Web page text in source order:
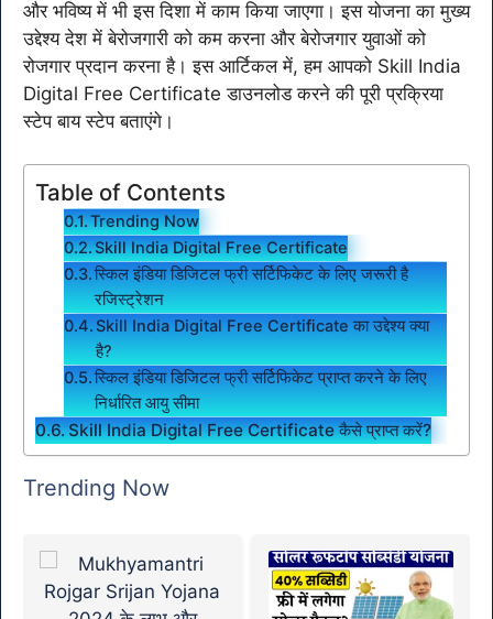
और भविष्य में भी इस दिशा में काम किया जाएगा। इस योजना का मुख्य
उद्देश्य देश में बेरोजगारी को कम करना और बेरोजगार युवाओं को
रोजगार प्रदान करना है। इस आर्टिकल में, हम आपको Skill India
Digital Free Certificate डाउनलोड करने की पूरी प्रक्रिया
स्टेप बाय स्टेप बताएंगे।
Table of Contents
Trending Now
Skill India Digital Free Certificate
स्किल इंडिया डिजिटल फ्री सर्टिफिकेट के लिए जरूरी है
रजिस्ट्रेशन
Skill India Digital Free Certificate का उद्देश्य क्या
है?
स्किल इंडिया डिजिटल फ्री सर्टिफिकेट प्राप्त करने के लिए
निर्धारित आयु सीमा
Skill India Digital Free Certificate कैसे प्राप्त करें?
Trending Now